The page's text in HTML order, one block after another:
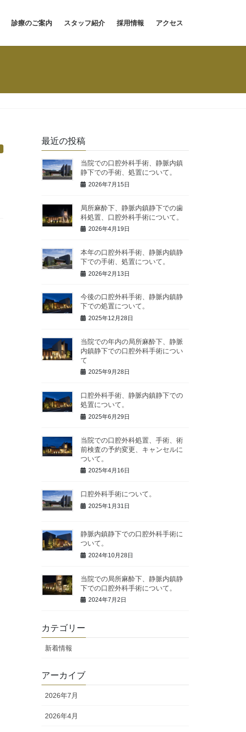
診療のご案内 スタッフ紹介 採用情報 アクセス
最近の投稿
当院での口腔外科手術、静脈内鎮
静下での手術、処置について。
2026年7月15日
局所麻酔下、静脈内鎮静下での歯
科処置、口腔外科手術について。
2026年4月19日
本年の口腔外科手術、静脈内鎮静
下での手術、処置について。
2026年2月13日
今後の口腔外科手術、静脈内鎮静
下での処置について。
2025年12月28日
当院での年内の局所麻酔下、静脈
内鎮静下での口腔外科手術につい
て
2025年9月28日
口腔外科手術、静脈内鎮静下での
処置について。
2025年6月29日
当院での口腔外科処置、手術、術
前検査の予約変更、キャンセルに
ついて。
2025年4月16日
口腔外科手術について。
2025年1月31日
静脈内鎮静下での口腔外科手術に
ついて。
2024年10月28日
当院での局所麻酔下、静脈内鎮静
下での口腔外科手術について。
2024年7月2日
カテゴリー
新着情報
アーカイブ
2026年7月
2026年4月